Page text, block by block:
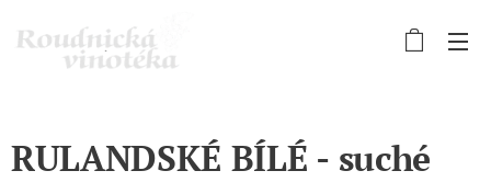
RULANDSKÉ BÍLÉ - suché